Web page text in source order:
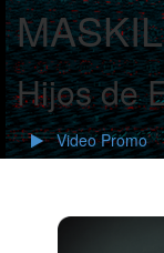
Hijos de
Video Promo